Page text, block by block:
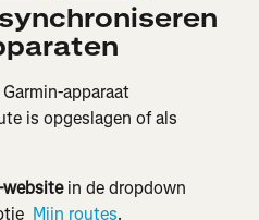
apparaat
is opgeslagen of als
in de dropdown
Mijn routes.